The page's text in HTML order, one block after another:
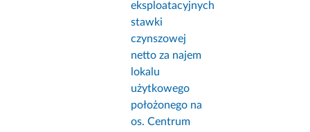
eksploatacyjnych
stawki
czynszowej
netto za najem
lokalu
użytkowego
położonego na
os. Centrum